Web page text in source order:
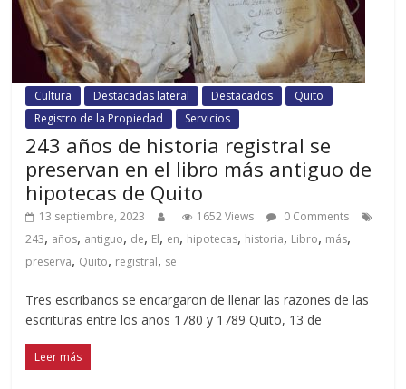
Cultura Destacadas lateral Destacados
Quito
Registro de la Propiedad
Servicios
243 años de historia registral se
preservan en el libro más antiguo de
hipotecas de Quito
13 septiembre, 2023 1652 Views
0 Comments
243, años, antiguo, de, El, en, hipotecas, historia, Libro, más,
preserva, Quito, registral, se
Tres escribanos se encargaron de llenar las razones de las
escrituras entre los años 1780 y 1789 Quito, 13 de
Leer más